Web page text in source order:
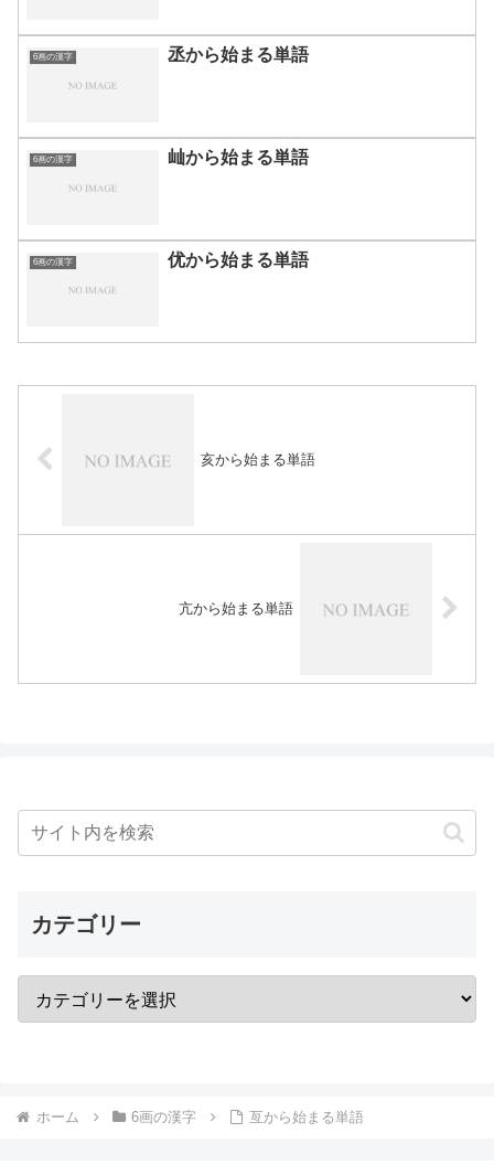
6画の漢字 丞から始まる単語
6画の漢字 屾から始まる単語
6画の漢字 优から始まる単語
亥から始まる単語
亢から始まる単語
カテゴリー
ホーム 6画の漢字 亙から始まる単語